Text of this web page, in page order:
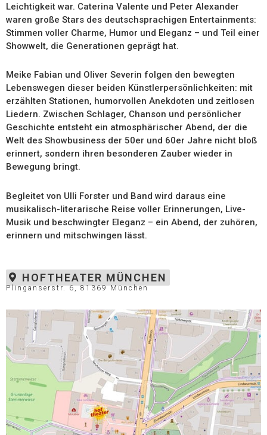
Leichtigkeit war. Caterina Valente und Peter Alexander
waren große Stars des deutschsprachigen Entertainments:
Stimmen voller Charme, Humor und Eleganz – und Teil einer
Showwelt, die Generationen geprägt hat.
Meike Fabian und Oliver Severin folgen den bewegten
Lebenswegen dieser beiden Künstlerpersönlichkeiten: mit
erzählten Stationen, humorvollen Anekdoten und zeitlosen
Liedern. Zwischen Schlager, Chanson und persönlicher
Geschichte entsteht ein atmosphärischer Abend, der die
Welt des Showbusiness der 50er und 60er Jahre nicht bloß
erinnert, sondern ihren besonderen Zauber wieder in
Bewegung bringt.
Begleitet von Ulli Forster und Band wird daraus eine
musikalisch-literarische Reise voller Erinnerungen, Live-
Musik und beschwingter Eleganz – ein Abend, der zuhören,
erinnern und mitschwingen lässt.
HOFTHEATER MÜNCHEN
Plinganserstr. 6, 81369 München